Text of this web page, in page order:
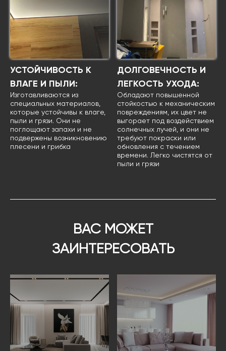
УСТОЙЧИВОСТЬ К
ВЛАГЕ И ПЫЛИ:
Изготавливаются из
специальных материалов,
которые устойчивы к влаге,
пыли и грязи. Они не
поглощают запахи и не
подвержены возникновению
плесени и грибка
ДОЛГОВЕЧНОСТЬ И
ЛЕГКОСТЬ УХОДА:
Обладают повышенной
стойкостью к механическим
повреждениям, их цвет не
выгорает под воздействием
солнечных лучей, и они не
требуют покраски или
обновления с течением
времени. Легко чистятся от
пыли и грязи
ВАС МОЖЕТ
ЗАИНТЕРЕСОВАТЬ